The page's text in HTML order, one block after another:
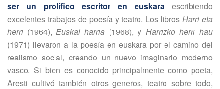
ser un prolífico escritor en euskara escribiendo
excelentes trabajos de poesía y teatro. Los librosHarri eta
herri (1964),Euskal harria(1968), y Harrizko herri hau
(1971) llevaron a la poesía en euskara por el camino del
realismo social, creando un nuevo imaginario moderno
vasco. Si bien es conocido principalmente como poeta,
Aresti cultivó también otros generos, teatro sobre todo,